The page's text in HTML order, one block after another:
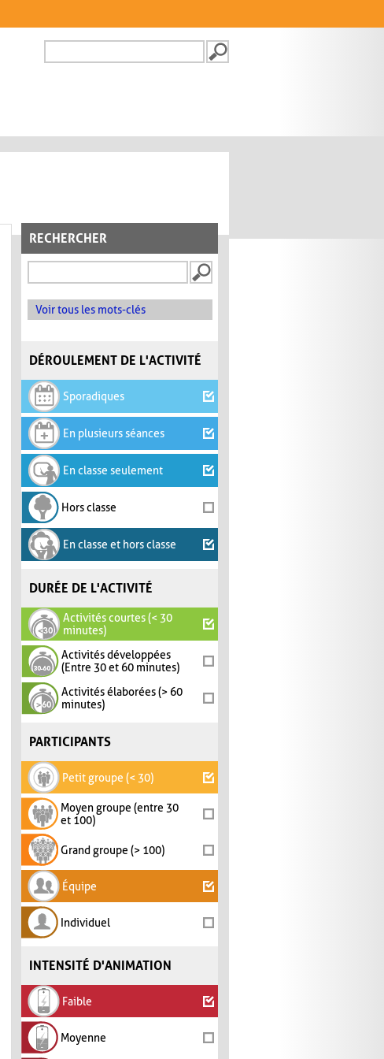
FORMULAIRE DE
RECHERCHER
Voir tous les mots-clés
DÉROULEMENT DE L'ACTIVITÉ
Sporadiques
En plusieurs séances
En classe seulement
Hors classe
En classe et hors classe
DURÉE DE L'ACTIVITÉ
Activités courtes (< 30
minutes)
Activités développées
(Entre 30 et 60 minutes)
Activités élaborées (> 60
minutes)
PARTICIPANTS
Petit groupe (< 30)
Moyen groupe (entre 30
et 100)
Grand groupe (> 100)
Équipe
Individuel
INTENSITÉ D'ANIMATION
Faible
Moyenne